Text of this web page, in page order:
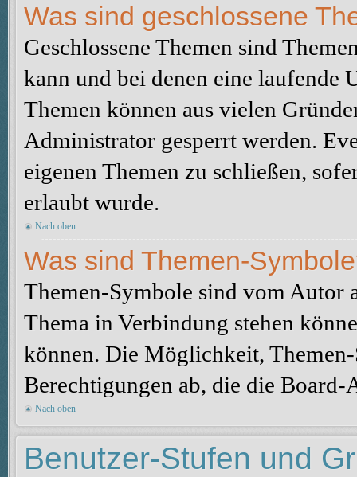
Was sind geschlossene
Geschlossene Themen sind
kann und bei denen eine laufende
Themen können aus vielen
Administrator gesperrt werden.
eigenen Themen zu schließen,
erlaubt wurde.
Nach oben
Was sind Themen-
Themen-Symbole sind vom Autor
Thema in Verbindung stehen
können. Die Möglichkeit,
Berechtigungen ab, die die
Nach oben
Benutzer-Stufen und